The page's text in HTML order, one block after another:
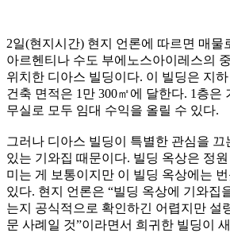
2일(현지시간) 현지 언론에 따르면 매물
아르헨티나 수도 부에노스아이레스의
위치한 디아스 빌딩이다. 이 빌딩은 지
건축 면적은 1만 300㎡에 달한다. 1층은
무실로 모두 임대 수익을 올릴 수 있다.
그러나 디아스 빌딩이 특별한 관심을 끄
있는 기와집 때문이다. 빌딩 옥상은 정
미는 게 보통이지만 이 빌딩 옥상에는
있다. 현지 언론은 “빌딩 옥상에 기와집
는지 공식적으로 확인하긴 어렵지만 설
문 사례일 것”이라면서 희귀한 빌딩이